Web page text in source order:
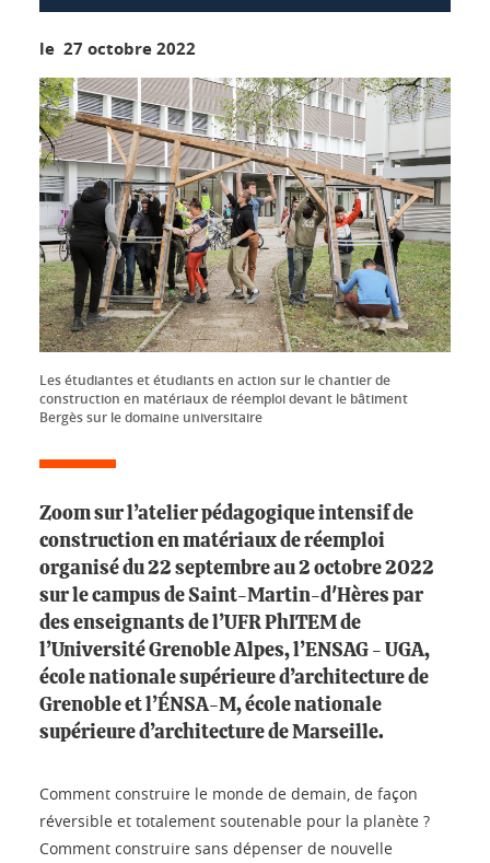
le 27 octobre 2022
Les étudiantes et étudiants en action sur le chantier de
construction en matériaux de réemploi devant le bâtiment
Bergès sur le domaine universitaire
Zoom sur l’atelier pédagogique intensif de
construction en matériaux de réemploi
organisé du 22 septembre au 2 octobre 2022
sur le campus de Saint-Martin-d'Hères par
des enseignants de l’UFR PhITEM de
l’Université Grenoble Alpes, l’ENSAG - UGA,
école nationale supérieure d’architecture de
Grenoble et l’ÉNSA-M, école nationale
supérieure d’architecture de Marseille.
Comment construire le monde de demain, de façon
réversible et totalement soutenable pour la planète ?
Comment construire sans dépenser de nouvelle